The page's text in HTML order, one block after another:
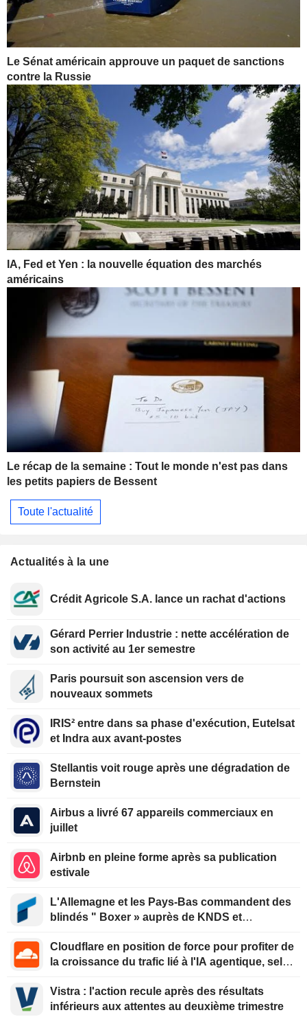
Le Sénat américain approuve un paquet de sanctions
contre la Russie
IA, Fed et Yen : la nouvelle équation des marchés
américains
Le récap de la semaine : Tout le monde n'est pas dans
les petits papiers de Bessent
Toute l'actualité
Actualités à la une
Crédit Agricole S.A. lance un rachat d'actions
Gérard Perrier Industrie : nette accélération de
son activité au 1er semestre
Paris poursuit son ascension vers de
nouveaux sommets
IRIS² entre dans sa phase d'exécution, Eutelsat
et Indra aux avant-postes
Stellantis voit rouge après une dégradation de
Bernstein
Airbus a livré 67 appareils commerciaux en
juillet
Airbnb en pleine forme après sa publication
estivale
L'Allemagne et les Pays-Bas commandent des
blindés " Boxer » auprès de KNDS et
Cloudflare en position de force pour profiter de
la croissance du trafic lié à l'IA agentique, selon
Vistra : l'action recule après des résultats
inférieurs aux attentes au deuxième trimestre